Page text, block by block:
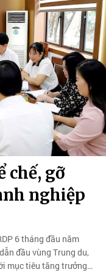
chế, gỡ
nghiệp
6 tháng đầu năm
đầu vùng Trung du,
mục tiêu tăng trưởng